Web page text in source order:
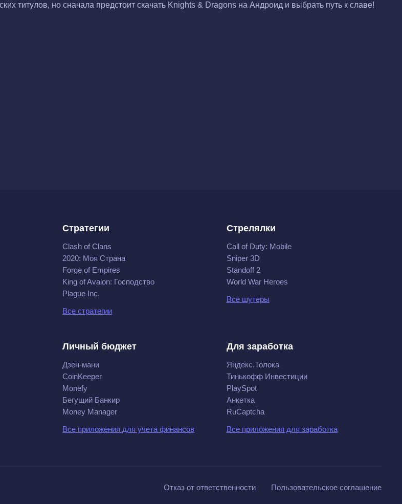
титулов, но сначала предстоит скачать Knights & Dragons на Андроид и выбрать путь к славе!
Стратегии
Clash of Clans
2020: Моя Cтрана
Forge of Empires
King of Avalon: Господство
Plague Inc.
Все стратегии
Стрелялки
Call of Duty: Mobile
Sniper 3D
Standoff 2
World War Heroes
Все шутеры
Личный бюджет
Дзен-мани
CoinKeeper
Monefy
Бегущий Банкир
Money Manager
Все приложения для учета финансов
Для заработка
Яндекс.Толока
Тинькофф Инвестиции
PlaySpot
Анкетка
RuCaptcha
Все приложения для заработка
Отказ от ответственности Пользовательское соглашение